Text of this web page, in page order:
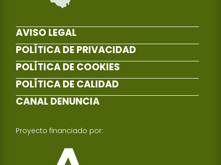
AVISO LEGAL
POLÍTICA DE PRIVACIDAD
POLÍTICA DE COOKIES
POLÍTICA DE CALIDAD
CANAL DENUNCIA
Proyecto financiado por: